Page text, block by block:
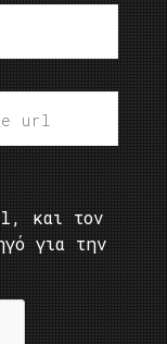
και τον
για την